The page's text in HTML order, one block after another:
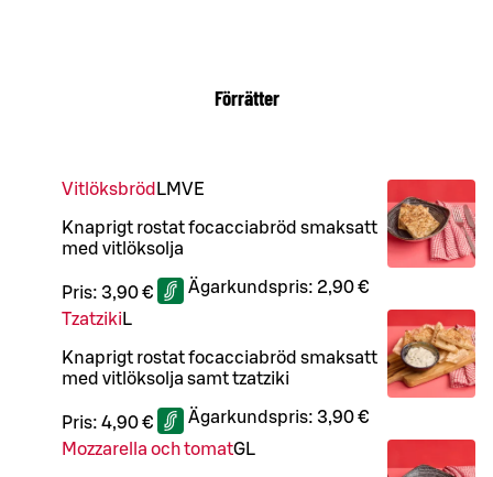
Förrätter
Vitlöksbröd LMVE
Knaprigt rostat focacciabröd smaksatt
med vitlöksolja
Pris: 3,90 € Ägarkundspris: 2,90 €
Tzatziki L
Knaprigt rostat focacciabröd smaksatt
med vitlöksolja samt tzatziki
Pris: 4,90 € Ägarkundspris: 3,90 €
Mozzarella och tomatGL